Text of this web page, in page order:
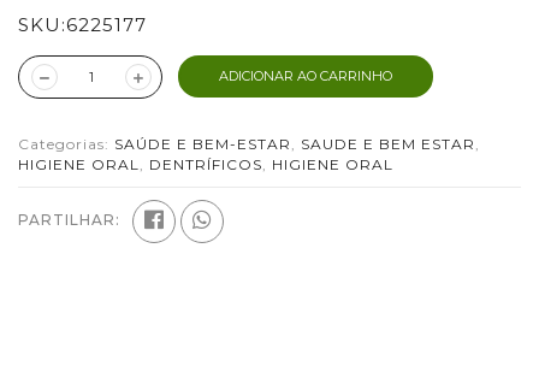
SKU:6225177
ADICIONAR AO CARRINHO
Categorias: SAÚDE E BEM-ESTAR , SAUDE E BEM ESTAR ,
HIGIENE ORAL, DENTRÍFICOS, HIGIENE ORAL
PARTILHAR: